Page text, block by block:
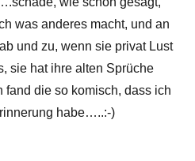
was anderes macht, und an
und zu, wenn sie privat Lust
sie hat ihre alten Sprüche
fand die so komisch, dass ich
habe…..:-)